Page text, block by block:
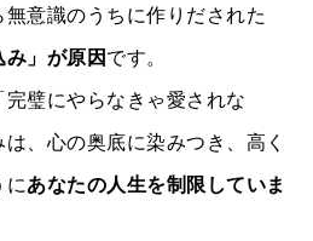
意識のうちに作りだされた
み」が原因 です。
璧にやらなきゃ愛されな
、心の奥底に染みつき、高く
にあなたの人生を制限していま